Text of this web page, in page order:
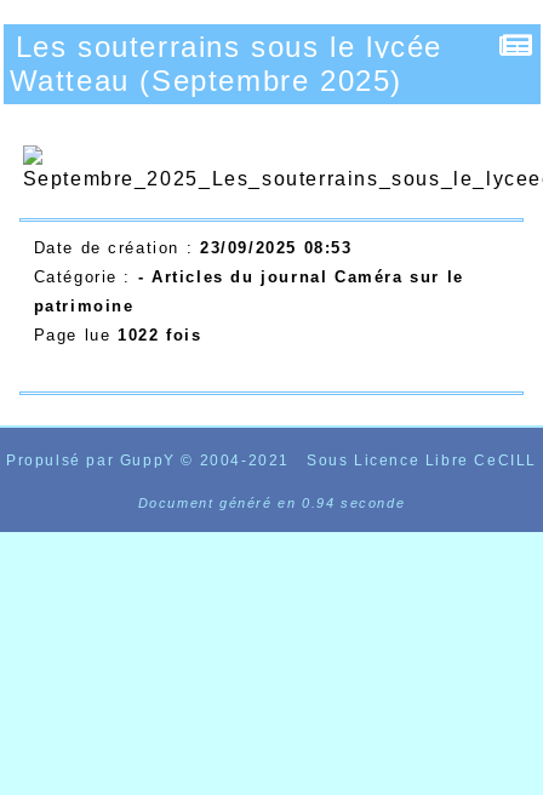
Les souterrains sous le lycée
Watteau (Septembre 2025)
Date de création : 23/09/2025 08:53
Catégorie : - Articles du journal Caméra sur le
patrimoine
Page lue 1022 fois
Propulsé par GuppY© 2004-2021 Sous Licence Libre CeCILL
Document généré en 0.94 seconde